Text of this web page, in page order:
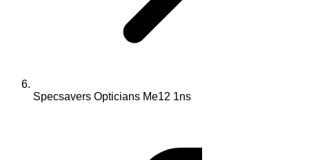
Specsavers Opticians Me12 1ns